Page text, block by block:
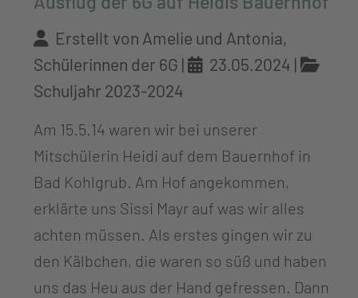
Erstellt von Amelie und Antonia,
Schülerinnen der 6G |
23.05.2024 |
Schuljahr 2023-2024
Am 15.5.14 waren wir bei unserer
Mitschülerin Heidi auf dem Bauernhof in
Bad Kohlgrub. Am Hof angekommen,
erklärte uns Sissi Mayr auf was wir alles
achten müssen. Als erstes gingen wir zu
den Kälbchen, die waren so süß und haben
uns das Heu aus der Hand gefressen. Dann